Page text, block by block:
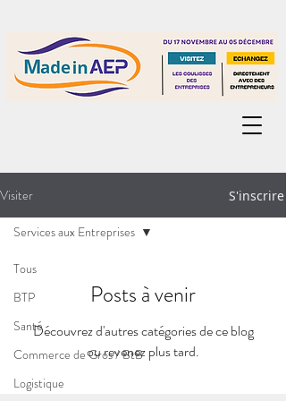
Visiter S'inscrire
Tous
BTP
Santé
Commerce de Gros / BtB
Logistique
Services aux Entreprises
Posts à venir
Découvrez d'autres catégories de ce blog
ou revenez plus tard.